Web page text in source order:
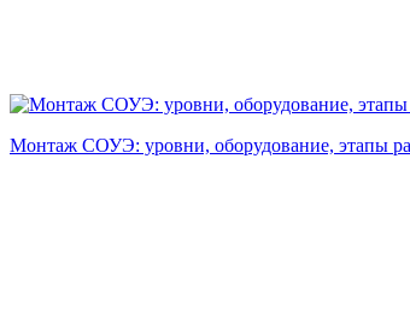
Монтаж СОУЭ: уровни, оборудование, этапы